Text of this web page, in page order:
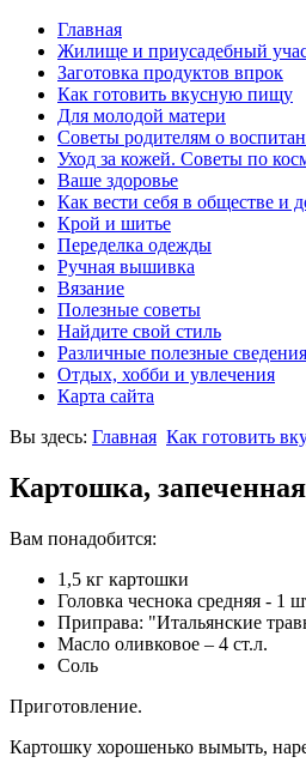
Главная
Жилище и приусадебный
Заготовка продуктов впрок
Как готовить вкусную пищу
Для молодой матери
Советы родителям о
Уход за кожей. Советы по
Ваше здоровье
Как вести себя в обществе и
Крой и шитье
Переделка одежды
Ручная вышивка
Вязание
Полезные советы
Найдите свой стиль
Различные полезные сведения
Отдых, хобби и увлечения
Карта сайта
Вы здесь: Главная Как готовить
Картошка,
Вам понадобится:
1,5 кг картошки
Головка чеснока средняя - 1
Приправа: "Итальянские
Масло оливковое – 4 ст.л.
Соль
Приготовление.
Картошку хорошенько вымыть,